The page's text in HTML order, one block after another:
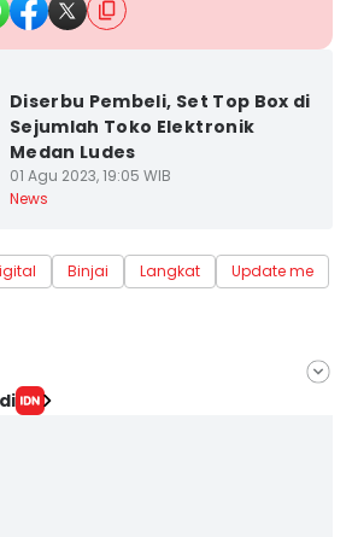
Diserbu Pembeli, Set Top Box di
Sejumlah Toko Elektronik
Medan Ludes
01 Agu 2023, 19:05 WIB
News
Binjai Langkat
Update me